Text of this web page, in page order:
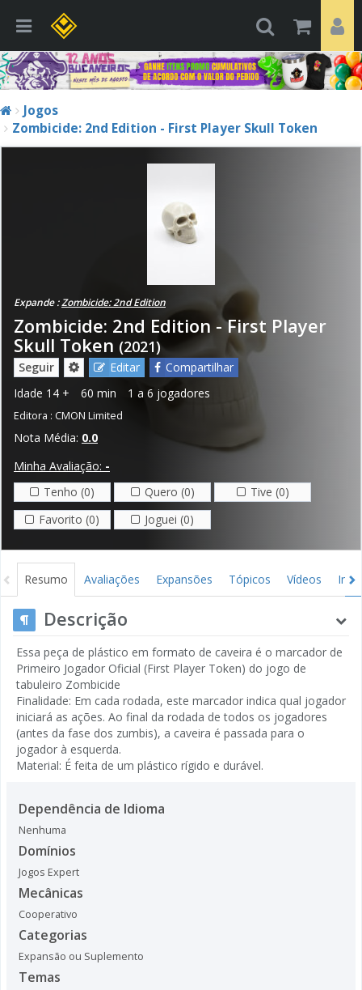
Jogos
Zombicide: 2nd Edition - First Player Skull Token
Expande :Zombicide: 2nd Edition
Zombicide: 2nd Edition - First Player
Skull Token (2021)
Seguir Editar
Compartilhar
Idade 14 + 60 min 1 a 6 jogadores
Editora : CMON Limited
Nota Média: 0.0
Minha Avaliação: -
Tenho (0)
Quero (0)
Tive (0)
Favorito (0)
Joguei (0)
Resumo Avaliações Expansões Tópicos Vídeos
Descrição
Essa peça de plástico em formato de caveira é o marcador de
Primeiro Jogador Oficial (First Player Token) do jogo de
tabuleiro Zombicide
Finalidade: Em cada rodada, este marcador indica qual jogador
iniciará as ações. Ao final da rodada de todos os jogadores
(antes da fase dos zumbis), a caveira é passada para o
jogador à esquerda.
Material: É feita de um plástico rígido e durável.
Dependência de Idioma
Nenhuma
Domínios
Jogos Expert
Mecânicas
Cooperativo
Categorias
Expansão ou Suplemento
Temas